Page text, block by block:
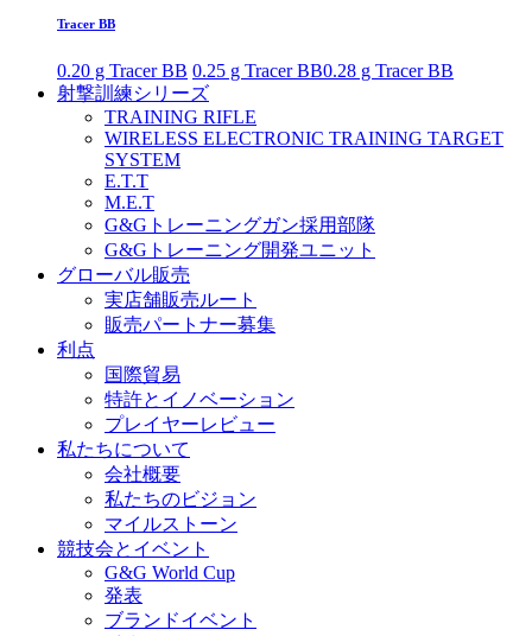
Tracer BB
0.20 g Tracer BB 0.25 g Tracer BB0.28 g Tracer BB
射撃訓練シリーズ
TRAINING RIFLE
WIRELESS ELECTRONIC TRAINING TARGET
SYSTEM
E.T.T
M.E.T
G&Gトレーニングガン採用部隊
G&Gトレーニング開発ユニット
グローバル販売
実店舗販売ルート
販売パートナー募集
利点
国際貿易
特許とイノベーション
プレイヤーレビュー
私たちについて
会社概要
私たちのビジョン
マイルストーン
競技会とイベント
G&G World Cup
発表
ブランドイベント